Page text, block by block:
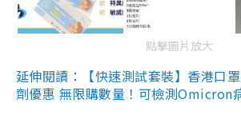
點擊圖片放大
延伸閱讀：【快速測試套裝】香港口
劑優惠 無限購數量！可檢測Omicron